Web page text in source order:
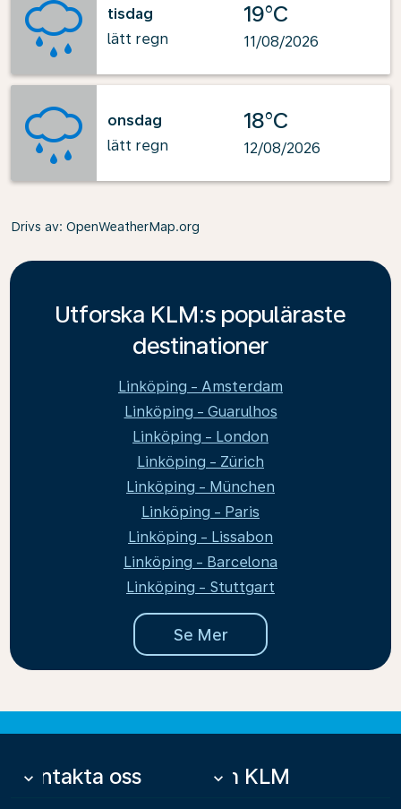
tisdag
lätt regn
19°C
11/08/2026
onsdag
lätt regn
18°C
12/08/2026
Drivs av: OpenWeatherMap.org
Utforska KLM:s populäraste
destinationer
Linköping - Amsterdam
Linköping - Guarulhos
Linköping - London
Linköping - Zürich
Linköping - München
Linköping - Paris
Linköping - Lissabon
Linköping - Barcelona
Linköping - Stuttgart
Se Mer
Kontakta oss
keyboard_arrow_down Om KLM
keyboard_arrow_down